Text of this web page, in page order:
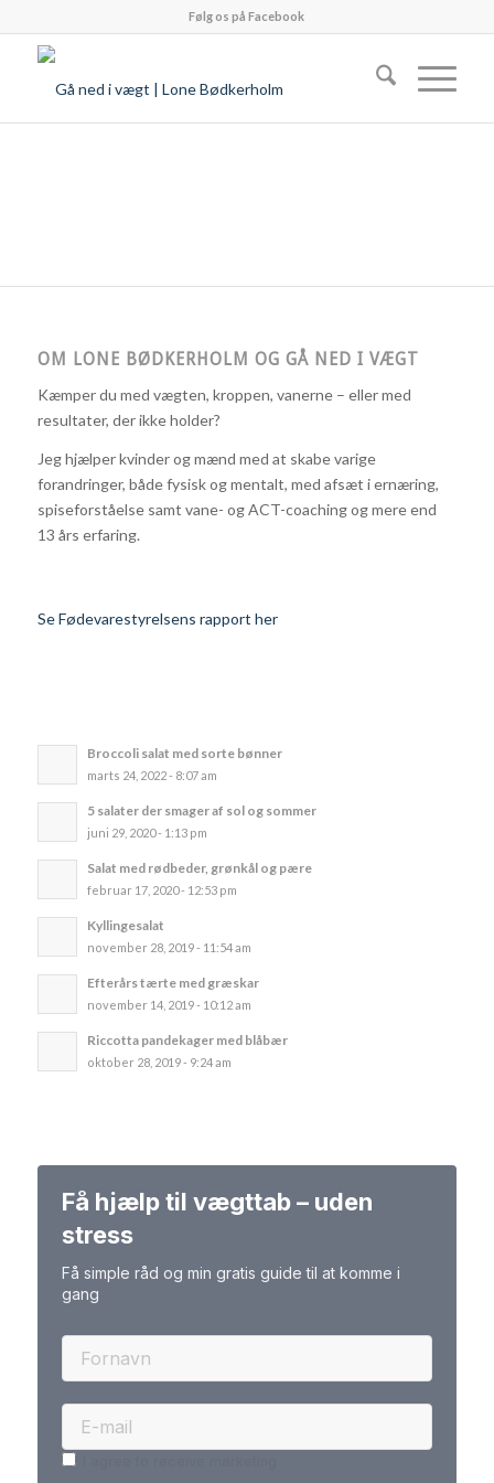
Følg os på Facebook
OM LONE BØDKERHOLM OG GÅ NED I VÆGT
Kæmper du med vægten, kroppen, vanerne – eller med
resultater, der ikke holder?
Jeg hjælper kvinder og mænd med at skabe varige
forandringer, både fysisk og mentalt, med afsæt i ernæring,
spiseforståelse samt vane- og ACT-coaching og mere end
13 års erfaring.
Se Fødevarestyrelsens rapport her
Broccoli salat med sorte bønner
marts 24, 2022 - 8:07 am
5 salater der smager af sol og sommer
juni 29, 2020 - 1:13 pm
Salat med rødbeder, grønkål og pære
februar 17, 2020 - 12:53 pm
Kyllingesalat
november 28, 2019 - 11:54 am
Efterårs tærte med græskar
november 14, 2019 - 10:12 am
Riccotta pandekager med blåbær
oktober 28, 2019 - 9:24 am
Få hjælp til vægttab – uden
stress
Få simple råd og min gratis guide til at komme i
gang